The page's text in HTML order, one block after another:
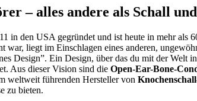
– alles andere als Schall
in den USA gegründet und ist heute in mehr
liegt im Einschlagen eines anderen,
Design”. Ein Design, über das du mit der
Aus dieser Vision sind die Open-Ear-Bone-
weltweit führenden Hersteller von
zu bieten.